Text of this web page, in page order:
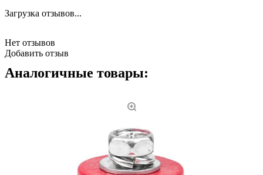
Загрузка отзывов...
Нет отзывов
Добавить отзыв
Аналогичные товары: